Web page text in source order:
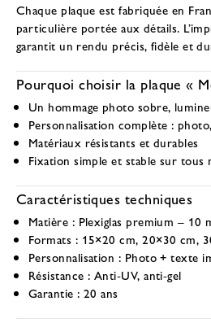
Chaque plaque est fabriquée en
particulière portée aux détails.
garantit un rendu précis, fidèle et
Pourquoi choisir la plaque «
Un hommage photo sobre,
Personnalisation complète :
Matériaux résistants et durables
Fixation simple et stable sur tous
Caractéristiques techniques
Matière : Plexiglas premium – 10
Formats : 15×20 cm, 20×30 cm,
Personnalisation : Photo + texte
Résistance : Anti-UV, anti-gel
Garantie : 20 ans